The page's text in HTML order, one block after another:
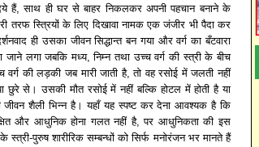
हैं, साथ ही घर से बाहर निकलकर अपनी पहचान बनाने के
तरफ स्त्रियों के लिए दिखावा नामक एक जंजीर भी पैदा कर
ही उसका जीवन सिद्धान्त बन गया और वर्ग का बँटवारा
लगा जबकि मध्य, निम्न तथा उच्च वर्ग की स्त्री के बीच
की लड़की जब मारी जाती है, तो वह रसोई में जलती नहीं
छुरे से। उसकी मौत रसोई में नहीं बल्कि होटल में होती है या
शैली भिन्न है। यहाँ यह स्पष्ट कर देना आवश्यक है कि
और आधुनिक होना गलत नहीं है, पर आधुनिकता की इस
पुरुष शारीरिक सम्बन्धों को सिर्फ मनोरंजन भर मानते हैं